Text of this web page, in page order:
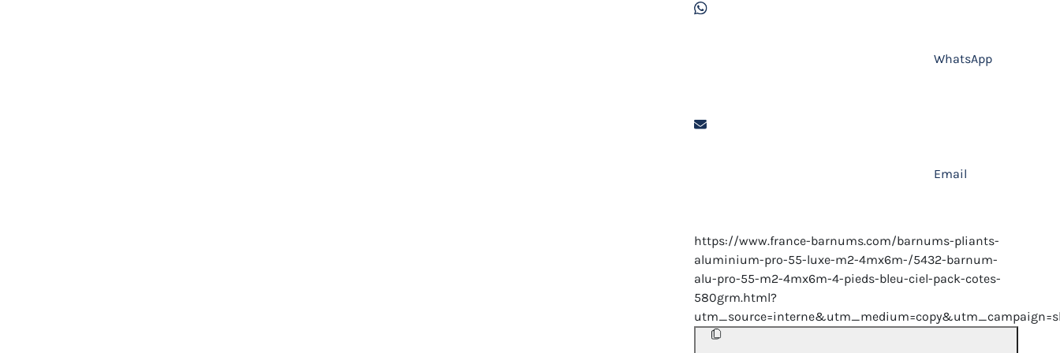
WhatsApp
Email
https://www.france-barnums.com/barnums-pliants-
aluminium-pro-55-luxe-m2-4mx6m-/5432-barnum-
alu-pro-55-m2-4mx6m-4-pieds-bleu-ciel-pack-cotes-
580grm.html?